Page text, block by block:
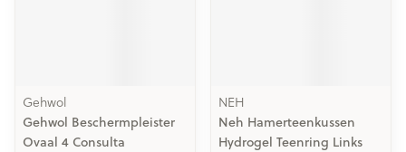
Gehwol
Gehwol Beschermpleister
Ovaal 4 Consulta
NEH
Neh Hamerteenkussen
Hydrogel Teenring Links